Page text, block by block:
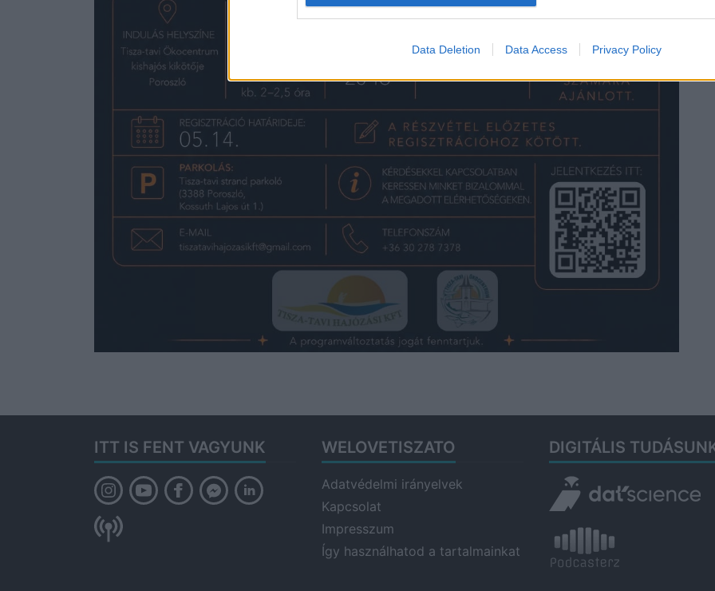
Data Deletion Data Access Privacy Policy
ITT IS FENT VAGYUNK WELOVETISZATO
Adatvédelmi irányelvek
Kapcsolat
Impresszum
Így használhatod a tartalmainkat
DIGITÁLIS